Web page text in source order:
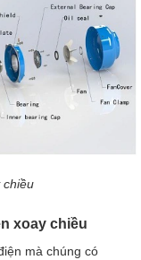
chiều
xoay chiều
mà chúng có